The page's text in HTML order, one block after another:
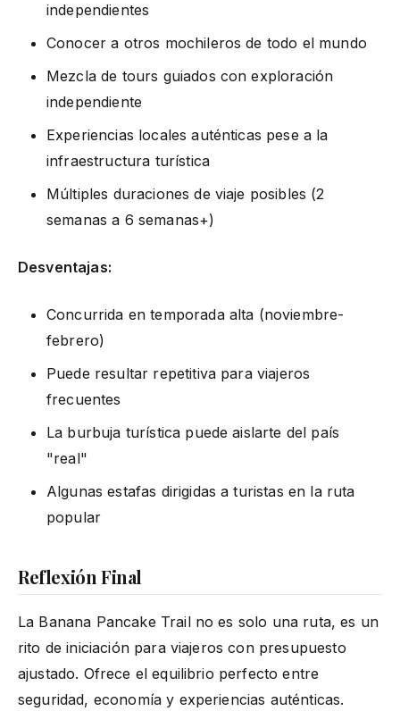
independientes
Conocer a otros mochileros de todo el mundo
Mezcla de tours guiados con exploración
independiente
Experiencias locales auténticas pese a la
infraestructura turística
Múltiples duraciones de viaje posibles (2
semanas a 6 semanas+)
Desventajas:
Concurrida en temporada alta (noviembre-
febrero)
Puede resultar repetitiva para viajeros
frecuentes
La burbuja turística puede aislarte del país
"real"
Algunas estafas dirigidas a turistas en la ruta
popular
Reflexión Final
La Banana Pancake Trail no es solo una ruta, es un
rito de iniciación para viajeros con presupuesto
ajustado. Ofrece el equilibrio perfecto entre
seguridad, economía y experiencias auténticas.